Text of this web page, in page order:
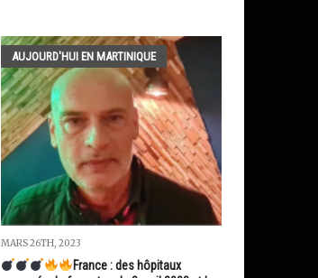
AUJOURD'HUI EN MARTINIQUE
MARS 26TH, 2023
France : des hôpitaux